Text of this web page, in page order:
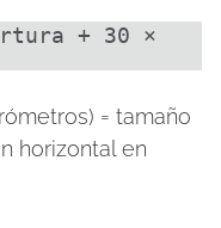
+ 30 ×
= tamaño
horizontal en